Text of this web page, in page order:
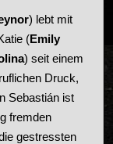
) lebt mit
(Emily
) seit einem
Druck,
Sebastián ist
fremden
gestressten